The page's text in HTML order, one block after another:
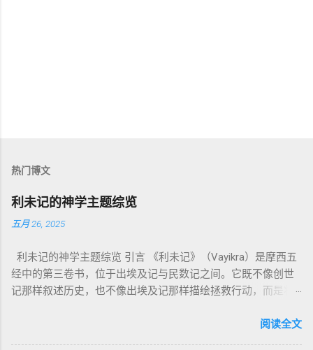
热门博文
利未记的神学主题综览
五月 26, 2025
利未记的神学主题综览 引言 《利未记》（Vayikra）是摩西五
经中的第三卷书，位于出埃及记与民数记之间。它既不像创世
记那样叙述历史，也不像出埃及记那样描绘拯救行动，而是将
内容看似仪式化，《利未记》却揭示了 神的临在如何规范人类
阅读全文